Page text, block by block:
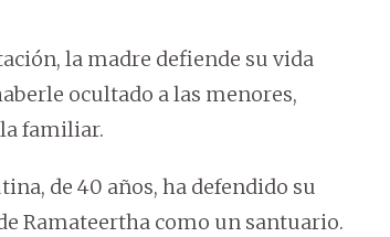
la madre defiende su vida
ocultado a las menores,
familiar.
de 40 años, ha defendido su
Ramateertha como un santuario.